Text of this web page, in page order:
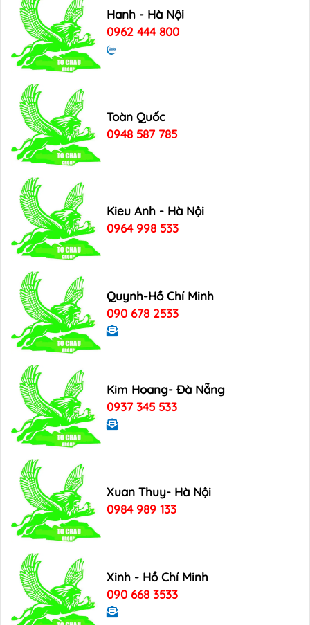
Hanh - Hà Nội
0962 444 800
Toàn Quốc
0948 587 785
Kieu Anh - Hà Nội
0964 998 533
Quynh-Hồ Chí Minh
090 678 2533
Kim Hoang- Đà Nẵng
0937 345 533
Xuan Thuy- Hà Nội
0984 989 133
Xinh - Hồ Chí Minh
090 668 3533